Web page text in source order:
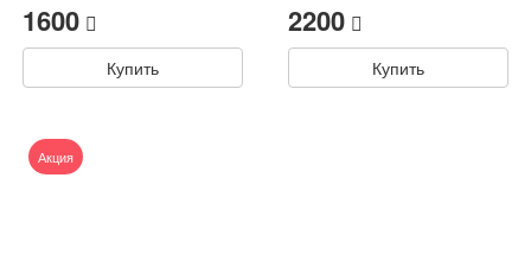
1600
Купить
2200
Купить
Акция